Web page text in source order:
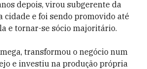
depois, virou subgerente da
cidade e foi sendo promovido até
e tornar-se sócio majoritário.
transformou o negócio num
e investiu na produção própria